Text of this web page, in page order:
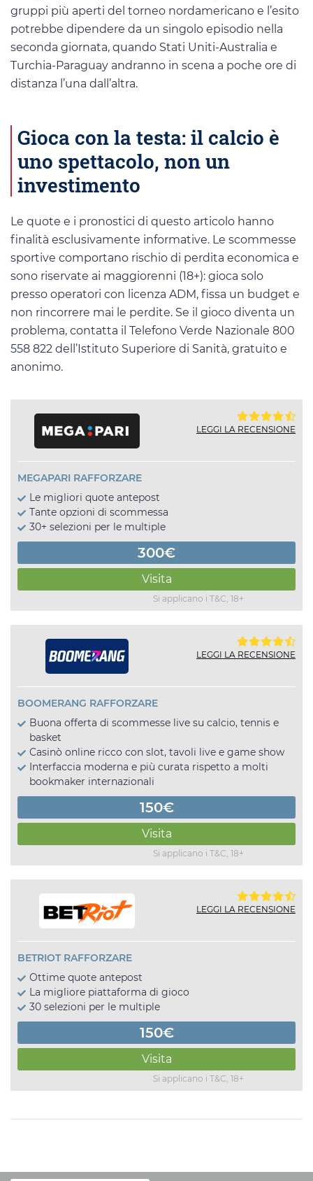
gruppi più aperti del torneo nordamericano e l’esito
potrebbe dipendere da un singolo episodio nella
seconda giornata, quando Stati Uniti-Australia e
Turchia-Paraguay andranno in scena a poche ore di
distanza l’una dall’altra.
Gioca con la testa: il calcio è
uno spettacolo, non un
investimento
Le quote e i pronostici di questo articolo hanno
finalità esclusivamente informative. Le scommesse
sportive comportano rischio di perdita economica e
sono riservate ai maggiorenni (18+): gioca solo
presso operatori con licenza ADM, fissa un budget e
non rincorrere mai le perdite. Se il gioco diventa un
problema, contatta il Telefono Verde Nazionale 800
558 822 dell’Istituto Superiore di Sanità, gratuito e
anonimo.
LEGGI LA RECENSIONE
MEGAPARI RAFFORZARE
Le migliori quote antepost
Tante opzioni di scommessa
30+ selezioni per le multiple
300€
Visita
Si applicano i T&C, 18+
LEGGI LA RECENSIONE
BOOMERANG RAFFORZARE
Buona offerta di scommesse live su calcio, tennis e
basket
Casinò online ricco con slot, tavoli live e game show
Interfaccia moderna e più curata rispetto a molti
bookmaker internazionali
150€
Visita
Si applicano i T&C, 18+
LEGGI LA RECENSIONE
BETRIOT RAFFORZARE
Ottime quote antepost
La migliore piattaforma di gioco
30 selezioni per le multiple
150€
Visita
Si applicano i T&C, 18+